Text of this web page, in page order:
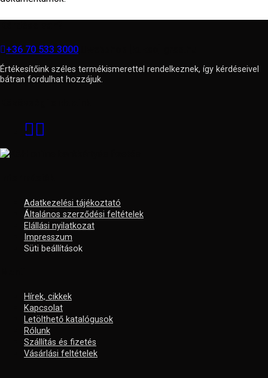
+36 70 533 3000
Értékesítőink széles termékismerettel rendelkeznek, így kérdéseivel
bátran fordulhat hozzájuk.
Adatkezelési tájékoztató
Általános szerződési feltételek
Elállási nyilatkozat
Impresszum
Süti beállítások
Hírek, cikkek
Kapcsolat
Letölthető katalógusok
Rólunk
Szállítás és fizetés
Vásárlási feltételek